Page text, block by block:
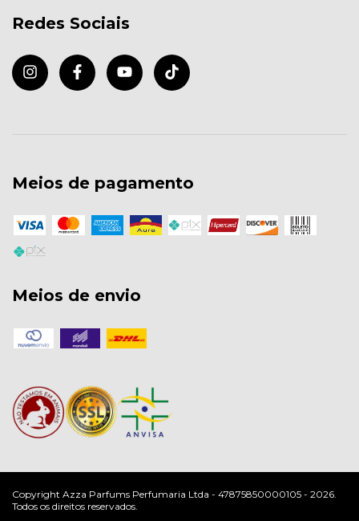
Redes Sociais
Meios de pagamento
Meios de envio
Copyright Azza Parfums Perfumaria Ltda - 47875850000105 - 2026.
Todos os direitos reservados.